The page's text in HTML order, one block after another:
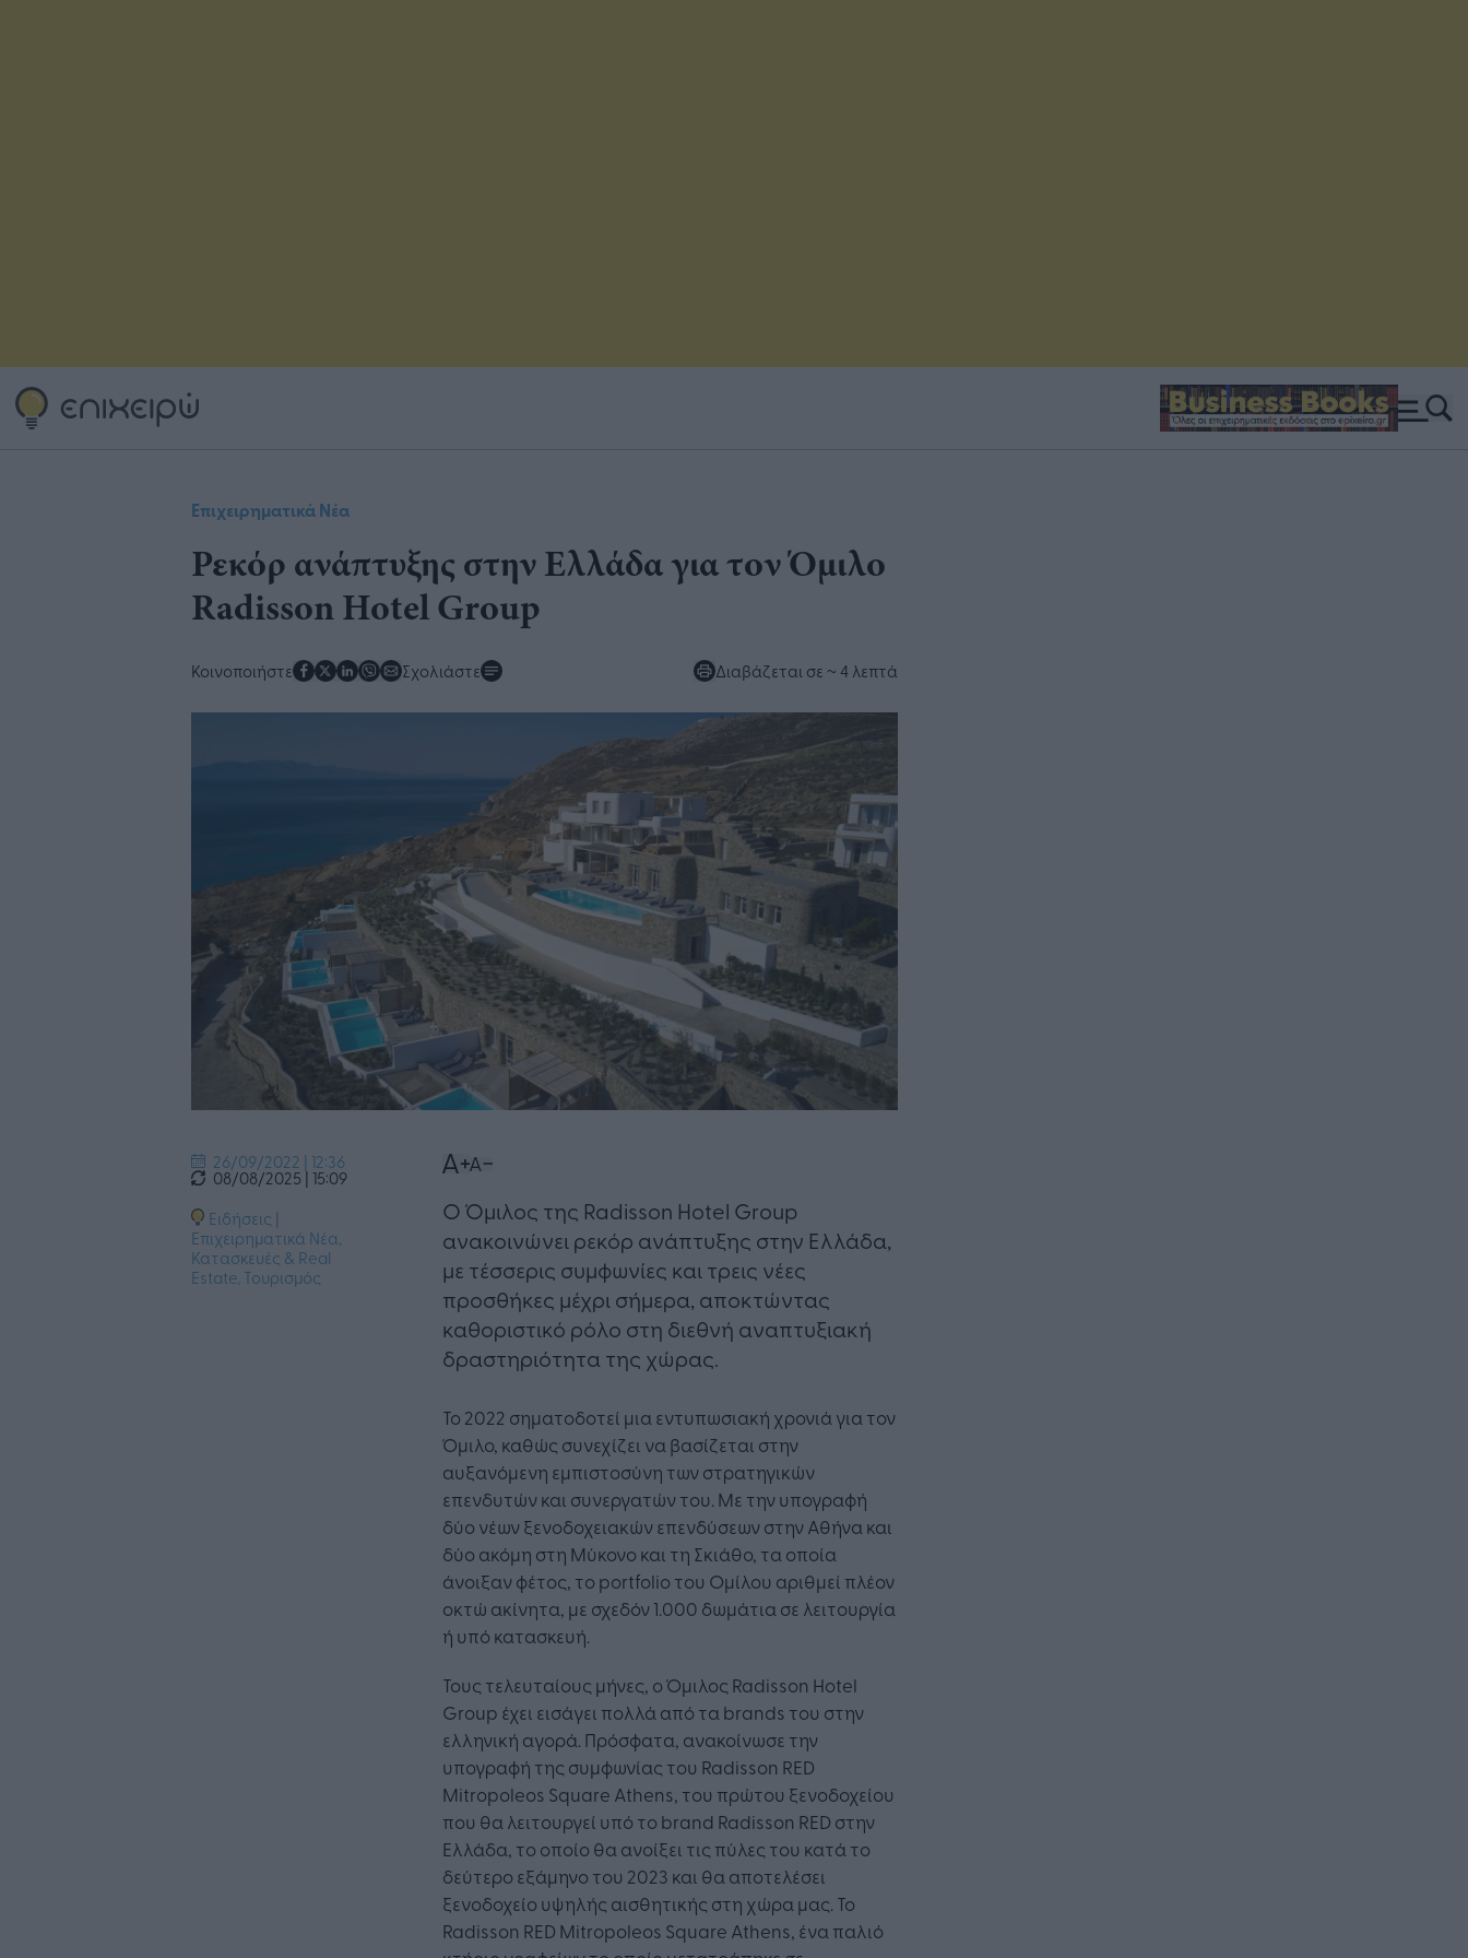
Επιχειρηματικά Νέα
Ρεκόρ ανάπτυξης στην Ελλάδα για τον Όμιλο
Radisson Hotel Group
Κοινοποιήστε Σχολιάστε Διαβάζεται σε ~ 4 λεπτά
26/09/2022 | 12:36
08/08/2025 | 15:09
Ειδήσεις |
Επιχειρηματικά Νέα,
Κατασκευές & Real
Estate, Τουρισμός
Ο Όμιλος της Radisson Hotel Group
ανακοινώνει ρεκόρ ανάπτυξης στην Ελλάδα,
με τέσσερις συμφωνίες και τρεις νέες
προσθήκες μέχρι σήμερα, αποκτώντας
καθοριστικό ρόλο στη διεθνή αναπτυξιακή
δραστηριότητα της χώρας.
Το 2022 σηματοδοτεί μια εντυπωσιακή χρονιά για τον
Όμιλο, καθώς συνεχίζει να βασίζεται στην
αυξανόμενη εμπιστοσύνη των στρατηγικών
επενδυτών και συνεργατών του. Με την υπογραφή
δύο νέων ξενοδοχειακών επενδύσεων στην Αθήνα και
δύο ακόμη στη Μύκονο και τη Σκιάθο, τα οποία
άνοιξαν φέτος, το portfolio του Ομίλου αριθμεί πλέον
οκτώ ακίνητα, με σχεδόν 1.000 δωμάτια σε λειτουργία
ή υπό κατασκευή.
Τους τελευταίους μήνες, ο Όμιλος Radisson Hotel
Group έχει εισάγει πολλά από τα brands του στην
ελληνική αγορά. Πρόσφατα, ανακοίνωσε την
υπογραφή της συμφωνίας του Radisson RED
Mitropoleos Square Athens, του πρώτου ξενοδοχείου
που θα λειτουργεί υπό το brand Radisson RED στην
Ελλάδα, το οποίο θα ανοίξει τις πύλες του κατά το
δεύτερο εξάμηνο του 2023 και θα αποτελέσει
ξενοδοχείο υψηλής αισθητικής στη χώρα μας. Το
Radisson RED Mitropoleos Square Athens, ένα παλιό